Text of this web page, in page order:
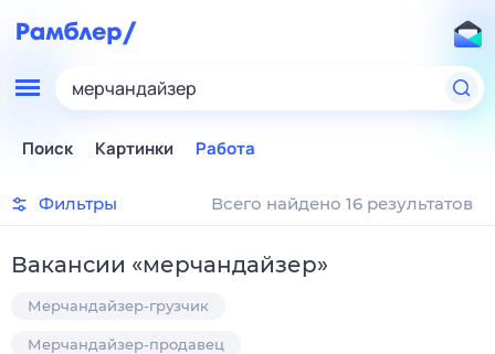
мерчандайзер
Поиск Картинки Работа
Фильтры Всего найдено 16 результатов
Вакансии «мерчандайзер»
Мерчандайзер-грузчик
Мерчандайзер-продавец